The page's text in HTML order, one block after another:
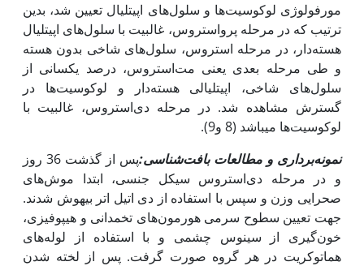
مورفولوژی لوکوسیت‌ها و سلول‌های اپی‎تلیال تعیین شد، بدین
ترتیب که در مرحله پرواستروس، غالبیت با سلول‌های اپیتلیال
هسته‌دار، در مرحله استروس، سلول‌های شاخی بدون هسته
و طی مرحله بعدی یعنی مت‌استروس، درصد یکسانی از
سلول‌های شاخی، اپی‎تلیالی هسته‌دار و لوکوسیت‌ها در
گسترش مشاهده شد. در مرحله دی‌استروس، غالبیت با
لوکوسیت‌ها می­باشد (8 و9).
نمونه‌برداری و مطالعات بافت‌شناسی:
پس از گذشت 36 روز
و در مرحله دی‌استروس سیکل جنسی، ابتدا موش‌های
صحرایی وزن و سپس با استفاده از دی اتیل اتر بی‎هوش شدند.
جهت تعیین سطوح سرمی هورمون‌های تخمدانی و هیپوفیزی،
خون‌گیری از سینوس چشمی و با استفاده از لوله‌های
هماتوکریت در هر گروه صورت گرفت. پس از لخته شدن